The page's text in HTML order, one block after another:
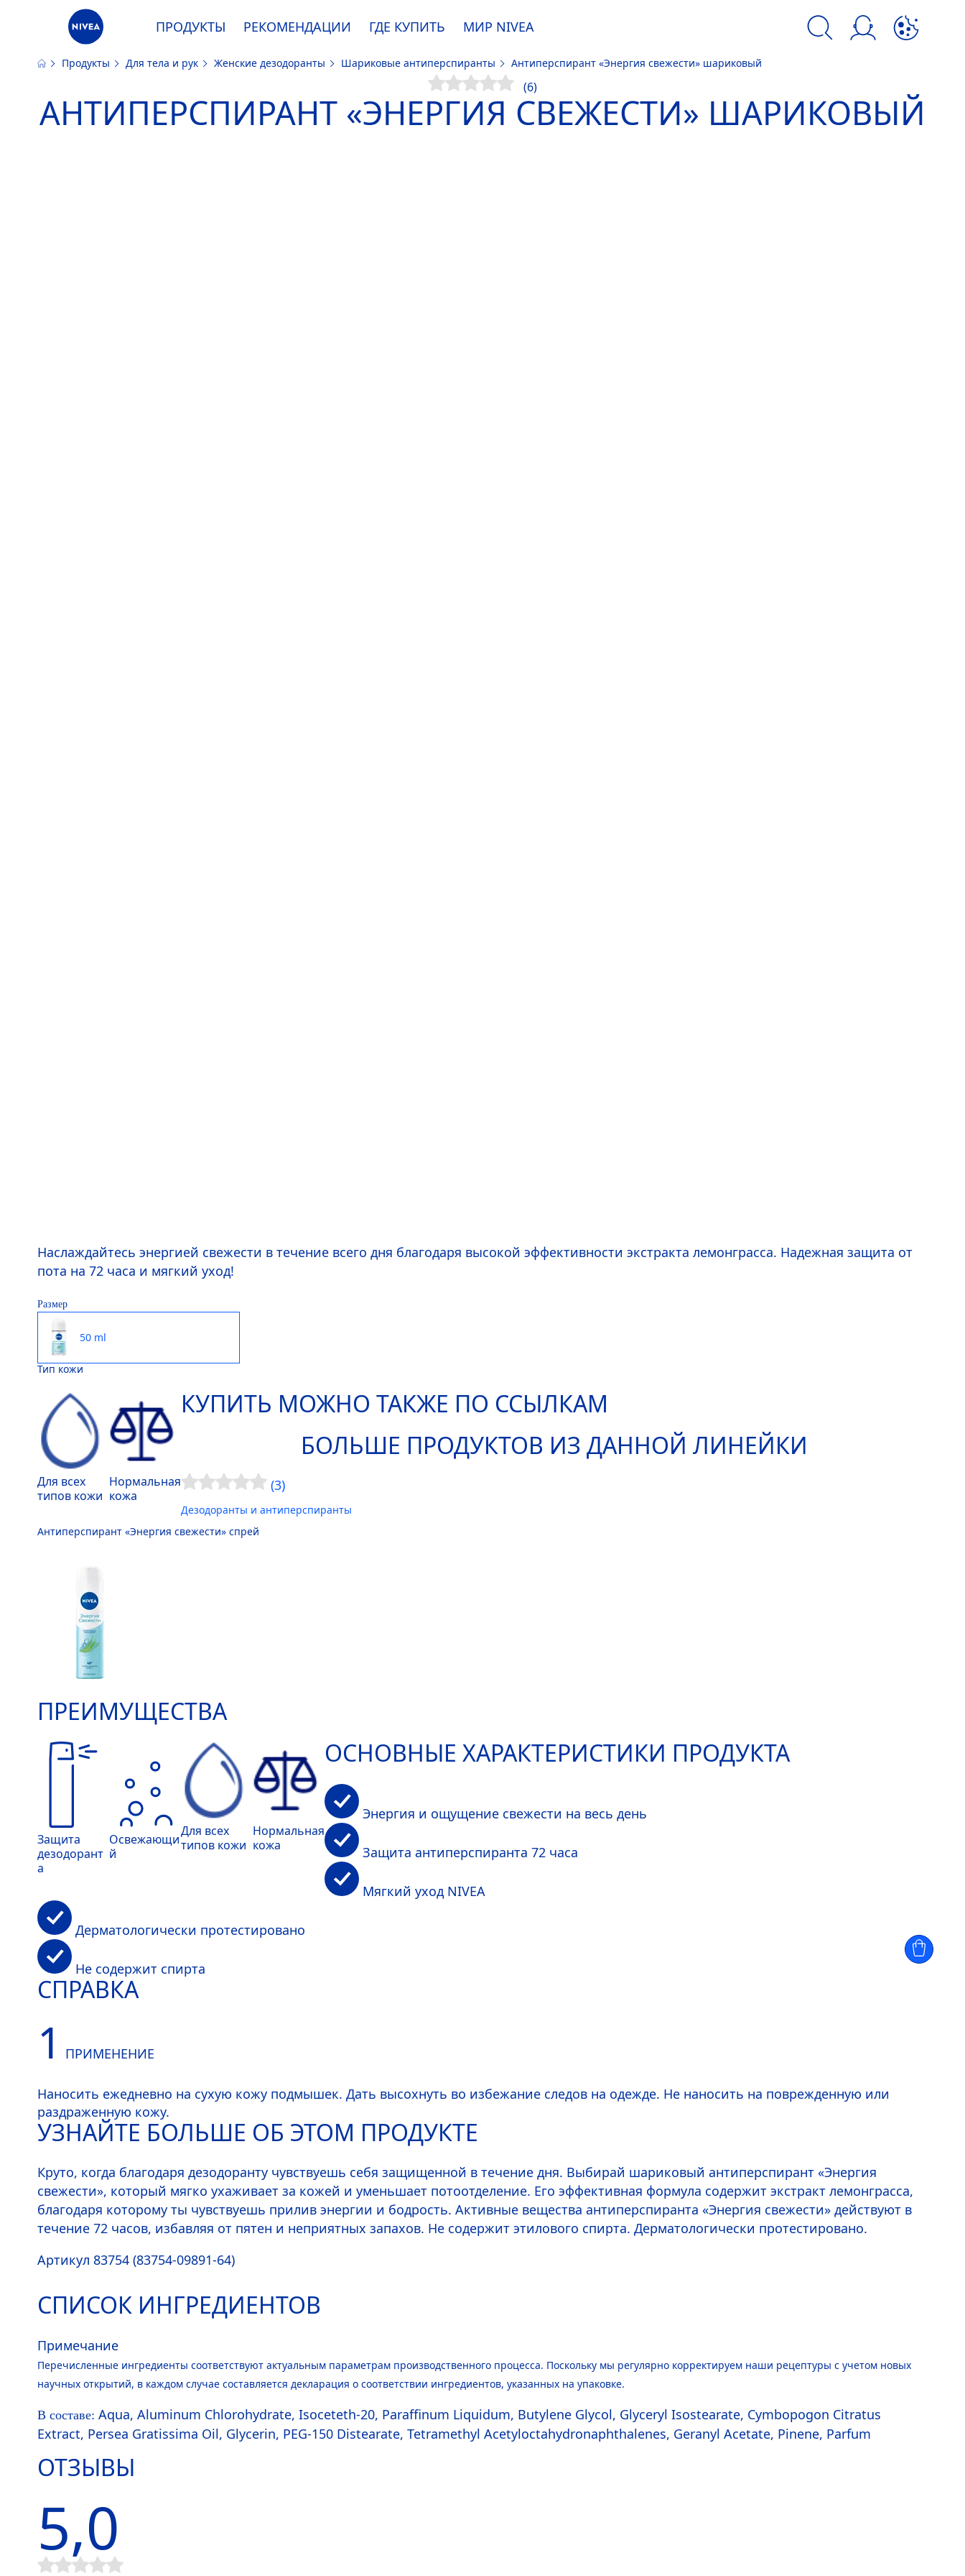
Наш сайт использует файлы cookie. Пожалуйста, ознакомьтесь с информацией по использованию файлов cookie и аналогичных инструментов.
ПРОДУКТЫ РЕКОМЕНДАЦИИ ГДЕ КУПИТЬ МИР NIVEA
Продукты Для тела и рук Женские дезодоранты Шариковые антиперспиранты Антиперспирант «Энергия свежести» шариковый
(6)
АНТИПЕРСПИРАНТ «ЭНЕРГИЯ СВЕЖЕСТИ» ШАРИКОВЫЙ
Наслаждайтесь энергией свежести в течение всего дня благодаря высокой эффективности экстракта лемонграсса. Надежная защита от
пота на 72 часа и мягкий уход!
Размер
50 ml
Тип кожи
Для всех
типов кожи
Нормальная
кожа
КУПИТЬ МОЖНО ТАКЖЕ ПО ССЫЛКАМ
БОЛЬШЕ ПРОДУКТОВ ИЗ ДАННОЙ ЛИНЕЙКИ
(3)
Дезодоранты и антиперспиранты
Антиперспирант «Энергия свежести» спрей
ПРЕИМУЩЕСТВА
Защита
дезодорант
а
Освежающи
й
Для всех
типов кожи
Нормальная
кожа
ОСНОВНЫЕ ХАРАКТЕРИСТИКИ ПРОДУКТА
Энергия и ощущение свежести на весь день
Защита антиперспиранта 72 часа
Мягкий уход NIVEA
Дерматологически протестировано
Не содержит спирта
СПРАВКА
1 ПРИМЕНЕНИЕ
Наносить ежедневно на сухую кожу подмышек. Дать высохнуть во избежание следов на одежде. Не наносить на поврежденную или
раздраженную кожу.
УЗНАЙТЕ БОЛЬШЕ ОБ ЭТОМ ПРОДУКТЕ
Круто, когда благодаря дезодоранту чувствуешь себя защищенной в течение дня. Выбирай шариковый антиперспирант «Энергия
свежести», который мягко ухаживает за кожей и уменьшает потоотделение. Его эффективная формула содержит экстракт лемонграсса,
благодаря которому ты чувствуешь прилив энергии и бодрость. Активные вещества антиперспиранта «Энергия свежести» действуют в
течение 72 часов, избавляя от пятен и неприятных запахов. Не содержит этилового спирта. Дерматологически протестировано.
Артикул 83754 (83754-09891-64)
СПИСОК ИНГРЕДИЕНТОВ
Примечание
Перечисленные ингредиенты соответствуют актуальным параметрам производственного процесса. Поскольку мы регулярно корректируем наши рецептуры с учетом новых
научных открытий, в каждом случае составляется декларация о соответствии ингредиентов, указанных на упаковке.
В составе: Aqua, Aluminum Chlorohydrate, Isoceteth-20, Paraffinum Liquidum, Butylene Glycol, Glyceryl Isostearate, Cymbopogon Citratus
Extract, Persea Gratissima Oil, Glycerin, PEG-150 Distearate, Tetramethyl Acetyloctahydronaphthalenes, Geranyl Acetate, Pinene, Parfum
ОТЗЫВЫ
5,0